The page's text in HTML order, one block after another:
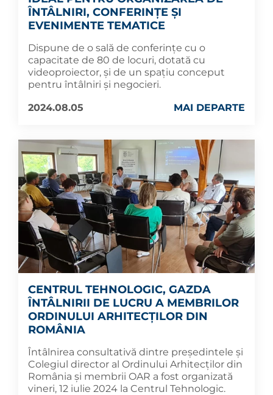
ÎNTÂLNIRI, CONFERINȚE ȘI
EVENIMENTE TEMATICE
Dispune de o sală de conferinţe cu o
capacitate de 80 de locuri, dotată cu
videoproiector, și de un spațiu conceput
pentru întâlniri şi negocieri.
2024.08.05
MAI DEPARTE
CENTRUL TEHNOLOGIC, GAZDA
ÎNTÂLNIRII DE LUCRU A MEMBRILOR
ORDINULUI ARHITECȚILOR DIN
ROMÂNIA
Întâlnirea consultativă dintre președintele și
Colegiul director al Ordinului Arhitecților din
România și membrii OAR a fost organizată
vineri, 12 iulie 2024 la Centrul Tehnologic.